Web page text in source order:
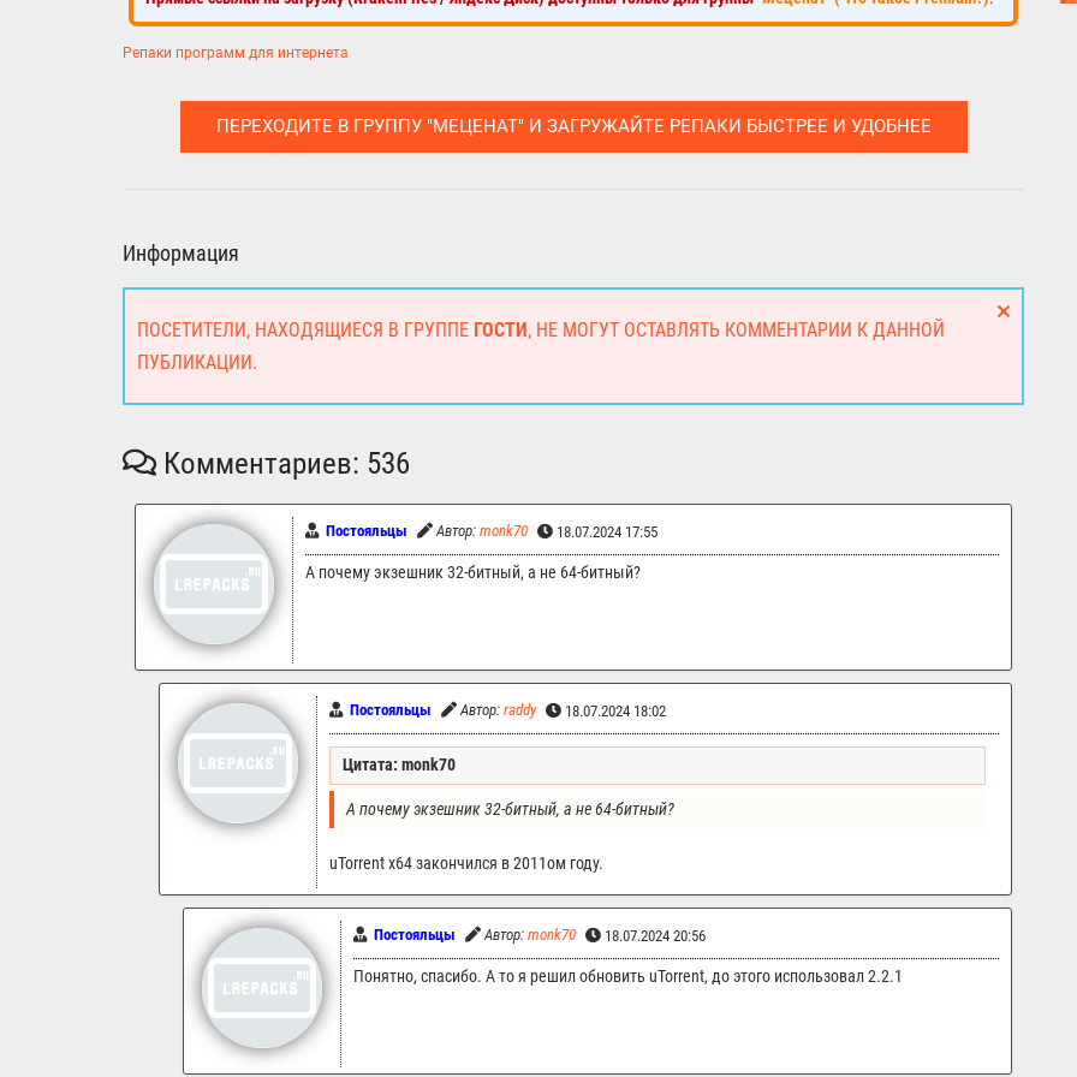
Репаки программ для интернета
ПЕРЕХОДИТЕ В ГРУППУ "МЕЦЕНАТ" И ЗАГРУЖАЙТЕ РЕПАКИ БЫСТРЕЕ И УДОБНЕЕ
Информация
ПОСЕТИТЕЛИ, НАХОДЯЩИЕСЯ В ГРУППЕ ГОСТИ, НЕ МОГУТ ОСТАВЛЯТЬ КОММЕНТАРИИ К ДАННОЙ
ПУБЛИКАЦИИ.
Комментариев: 536
Постояльцы Автор: monk70 18.07.2024 17:55
А почему экзешник 32-битный, а не 64-битный?
Постояльцы Автор: raddy 18.07.2024 18:02
Цитата: monk70
А почему экзешник 32-битный, а не 64-битный?
uTorrent x64 закончился в 2011ом году.
Постояльцы Автор: monk70 18.07.2024 20:56
Понятно, спасибо. А то я решил обновить uTorrent, до этого использовал 2.2.1